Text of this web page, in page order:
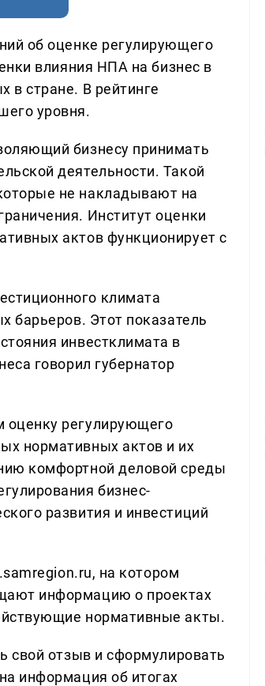
об оценке регулирующего
влияния НПА на бизнес в
в стране. В рейтинге
уровня.
бизнесу принимать
деятельности. Такой
не накладывают на
Институт оценки
актов функционирует с
климата
барьеров. Этот показатель
инвестклимата в
говорил губернатор
оценку регулирующего
нормативных актов и их
комфортной деловой среды
бизнес-
развития и инвестиций
на котором
информацию о проектах
нормативные акты.
свой отзыв и сформулировать
информация об итогах